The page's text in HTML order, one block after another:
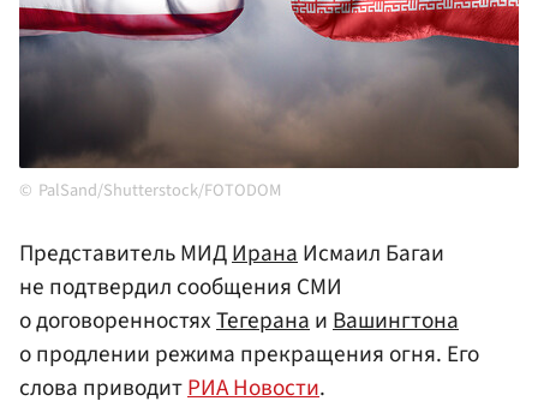
PalSand/Shutterstock/FOTODOM
Представитель МИДИранаИсмаил Багаи
не подтвердил сообщения СМИ
о договоренностяхТегеранаиВашингтона
о продлении режима прекращения огня. Его
слова приводитРИА Новости.